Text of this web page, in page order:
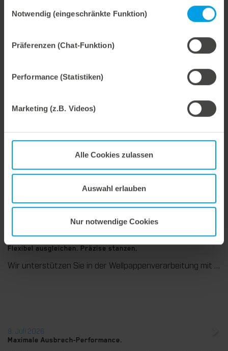
Notwendig (eingeschränkte Funktion)
Präferenzen (Chat-Funktion)
Performance (Statistiken)
Marketing (z.B. Videos)
Alle Cookies zulassen
Auswahl erlauben
Nur notwendige Cookies
Wir treiben unser Engagement für Nachhaltigkeit konsequent weiter voran. Mit der Veröffentlichung des vierten Nachhaltigkeitsberichts dokumentieren wir erneut unsere Fortschritte auf dem Weg zu einer nachhaltigen Unternehmensführung.
Maximale Prozesssicherheit, konsequent abfallfrei.
Wir bieten mit dem Unterstiftegitter eine spezialisierte Werkzeuglösung für höchste Anforderungen im Ausbrechprozess. Insbesondere bei anspruchsvollen Verpackungszuschnitten sorgt das System für stabile Abläufe und eine zuverlässige Entfernung selbst kleinster Abfallteile über den gesamten Produktionsprozess hinweg – vom ersten bis zum letzten Bogen.
27. Juli 2026
Flexibel ausgleichen. Präzise stanzen.
Wir unterstützen Sie in der Wellpappenverarbeitung mit dem digitalen Zonenausgleich DZL|foil bei der Reduzierung von Rüstzeiten und dem zuverlässigen Ausgleich von Höhentoleranzen im Stanztiegel. Die individuell angepasste Folie sorgt für gleichmäßige Stanzergebnisse und stabile Produktionsprozesse – schnell, flexibel und ohne aufwendige mechanische Eingriffe.
9. Juli 2026
Maximale Ausbrech-Performance.